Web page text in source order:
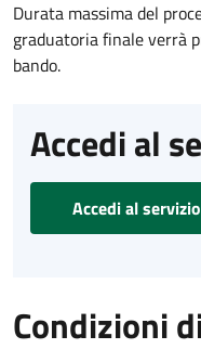
Durata massima del
graduatoria finale verrà
bando.
Accedi al
Accedi al servizio
Condizioni